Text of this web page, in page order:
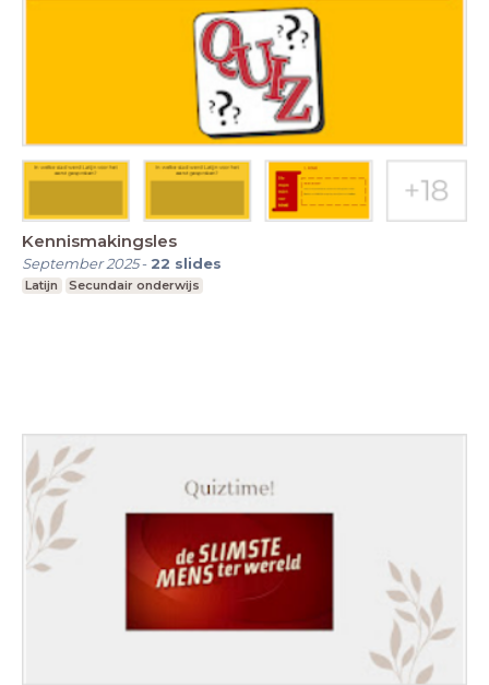
Kennismakingsles
September 2025- 22 slides
Latijn Secundair onderwijs